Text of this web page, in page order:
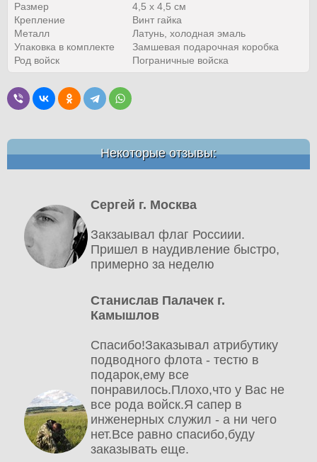
Размер
4,5 x 4,5 см
Крепление
Винт гайка
Металл
Латунь, холодная эмаль
Упаковка в комплекте
Замшевая подарочная коробка
Род войск
Пограничные войска
Некоторые отзывы:
Сергей г. Москва
Закзаывал флаг Россиии.
Пришел в наудивление быстро,
примерно за неделю
Станислав Палачек г.
Камышлов
Спасибо!Заказывал атрибутику
подводного флота - тестю в
подарок,ему все
понравилось.Плохо,что у Вас не
все рода войск.Я сапер в
инженерных служил - а ни чего
нет.Все равно спасибо,буду
заказывать еще.